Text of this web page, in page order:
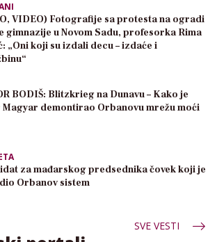
VIDEO) Fotografije sa protesta na ogradi
gimnazije u Novom Sadu, profesorka Rima
„Oni koji su izdali decu – izdaće i
BODIŠ: Blitzkrieg na Dunavu – Kako je
Magyar demontirao Orbanovu mrežu moći
za mađarskog predsednika čovek koji je
Orbanov sistem
SVE VESTI